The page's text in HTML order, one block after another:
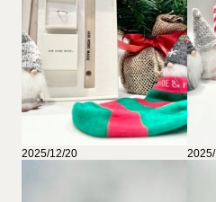
2025/12/20